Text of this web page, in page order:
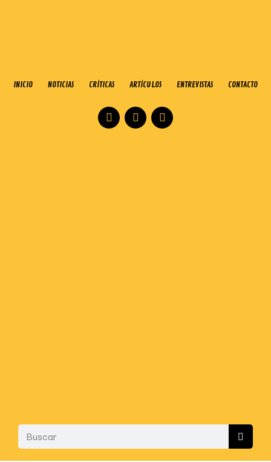
INICIO NOTICIAS CRÍTICAS ARTÍCULOS ENTREVISTAS CONTACTO